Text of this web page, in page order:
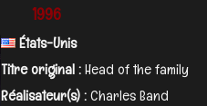
1996
États-Unis
Titre original :Head of the family
Réalisateur(s) :Charles Band